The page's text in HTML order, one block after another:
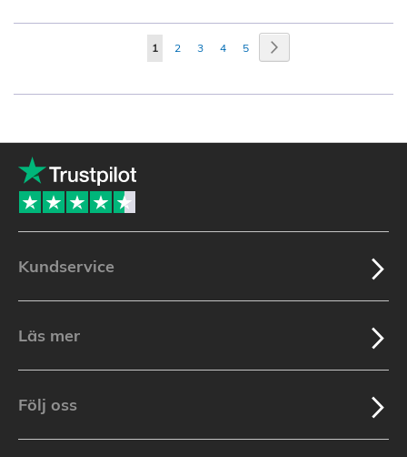
Sida
You're
1 Sida
2 Sida
3 Sida
4 Sida
5
Kundservice
Läs mer
Följ oss